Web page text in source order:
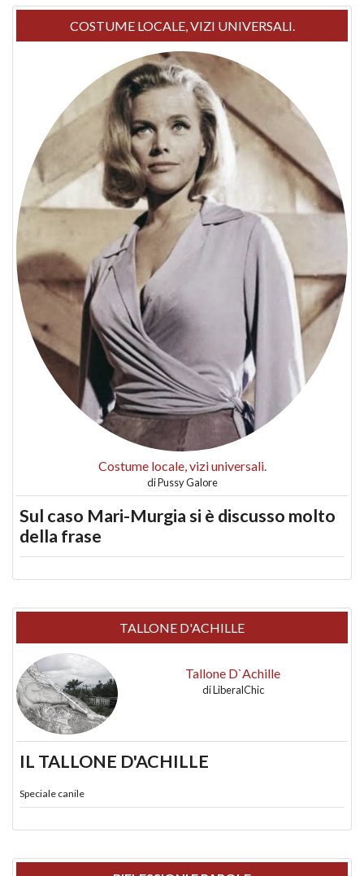
COSTUME LOCALE, VIZI UNIVERSALI.
Costume locale, vizi universali.
diPussy Galore
Sul caso Mari-Murgia si è discusso molto
della frase
TALLONE D'ACHILLE
Tallone D`Achille
diLiberalChic
IL TALLONE D'ACHILLE
Speciale canile